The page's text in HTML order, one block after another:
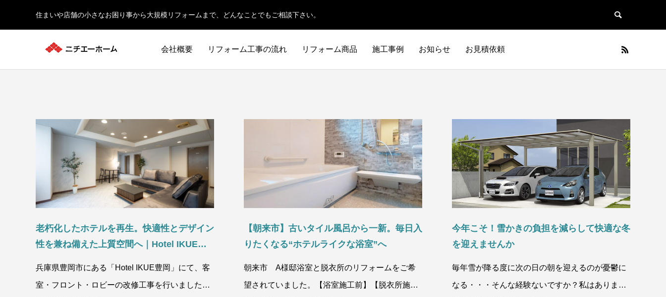
住まいや店舗の小さなお困り事から大規模リフォームまで、どんなことでもご相談下さい。
会社概要 リフォーム工事の流れ リフォーム商品 施工事例 お知らせ お見積依頼
内装 トイレ キッチン バスルーム
老朽化したホテルを再生。快適性とデザイ
ン性を兼ね備えた上質空間へ｜Hotel IKUE
2024.04.03
家具の制作 躯体補強工事
2020.09.28
和室改装工事
2020.09.12
老朽化したホテルを再生。快適性とデザイン
性を兼ね備えた上質空間へ｜Hotel IKUE豊
兵庫県豊岡市にある「Hotel IKUE豊岡」にて、客
室・フロント・ロビーの改修工事を行いました。
【朝来市】古いタイル風呂から一新。毎日入
りたくなる“ホテルライクな浴室”へ
朝来市 A様邸浴室と脱衣所のリフォームをご希
望されていました。【浴室施工前】【脱衣所施工
今年こそ！雪かきの負担を減らして快適な冬
を迎えませんか
毎年雪が降る度に次の日の朝を迎えるのが憂鬱に
なる・・・そんな経験ないですか？私はありま